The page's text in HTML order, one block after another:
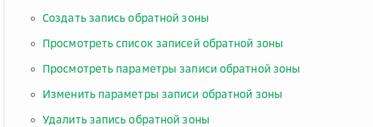
Создать запись обратной зоны
Просмотреть список записей обратной зоны
Просмотреть параметры записи обратной зоны
Изменить параметры записи обратной зоны
Удалить запись обратной зоны